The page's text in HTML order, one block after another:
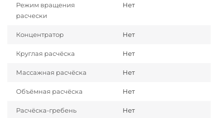
Режим вращения
расчески
Нет
Концентратор Нет
Круглая расчёска Нет
Массажная расчёска Нет
Объёмная расчёска Нет
Расчёска-гребень Нет